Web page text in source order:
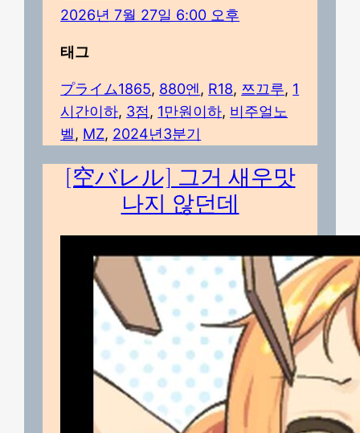
2026년 7월 27일 6:00 오후
태그
プライム1865, 880엔, R18, 쯔끄루, 1
시간이하, 3점, 1만원이하, 비주얼노
벨, MZ, 2024년3분기
[空バレル] 그거 새우맛
나지 않던데